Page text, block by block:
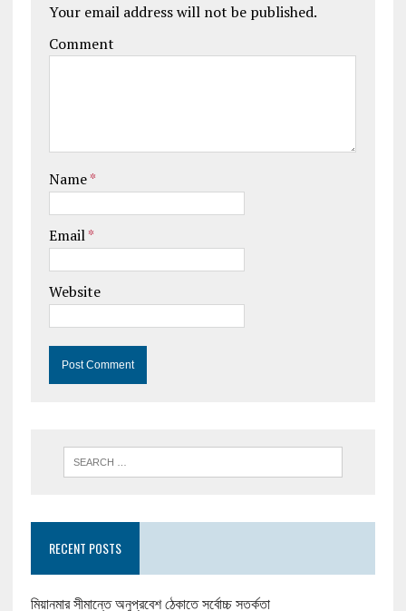
Your email address will not be published.
Comment
Name*
Email*
Website
RECENT POSTS
মিয়ানমার সীমান্তে অনুপ্রবেশ ঠেকাতে সর্বোচ্চ সতর্কতা